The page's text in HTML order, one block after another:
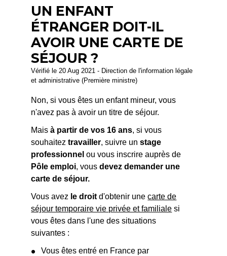
UN ENFANT
ÉTRANGER DOIT-IL
AVOIR UNE CARTE DE
SÉJOUR ?
Vérifié le 20 Aug 2021 - Direction de l'information légale
et administrative (Première ministre)
Non, si vous êtes un enfant mineur, vous
n'avez pas à avoir un titre de séjour.
Maisà partir de vos 16 ans, si vous
souhaitez travailler, suivre unstage
professionnel ou vous inscrire auprès de
Pôle emploi, vousdevez demander une
carte de séjour.
Vous avez le droit d'obtenir unecarte de
séjour temporaire vie privée et familiale si
vous êtes dans l'une des situations
suivantes :
Vous êtes entré en France par